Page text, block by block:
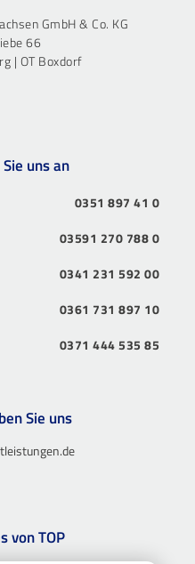
GmbH & Co. KG
66
| OT Boxdorf
uns an
0351 897 41 0
03591 270 788 0
0341 231 592 00
0361 731 897 10
0371 444 535 85
Sie uns
von TOP